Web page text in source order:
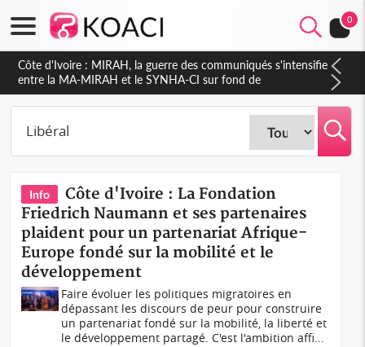
0
Côte d'Ivoire : Indépendance 2026, Thiam plaide pour un
environnement démocratique plus apaisé
Info
Côte d'Ivoire : La Fondation
Friedrich Naumann et ses partenaires
plaident pour un partenariat Afrique-
Europe fondé sur la mobilité et le
développement
Faire évoluer les politiques migratoires en
dépassant les discours de peur pour construire
un partenariat fondé sur la mobilité, la liberté et
le développement partagé. C'est l'ambition affi...